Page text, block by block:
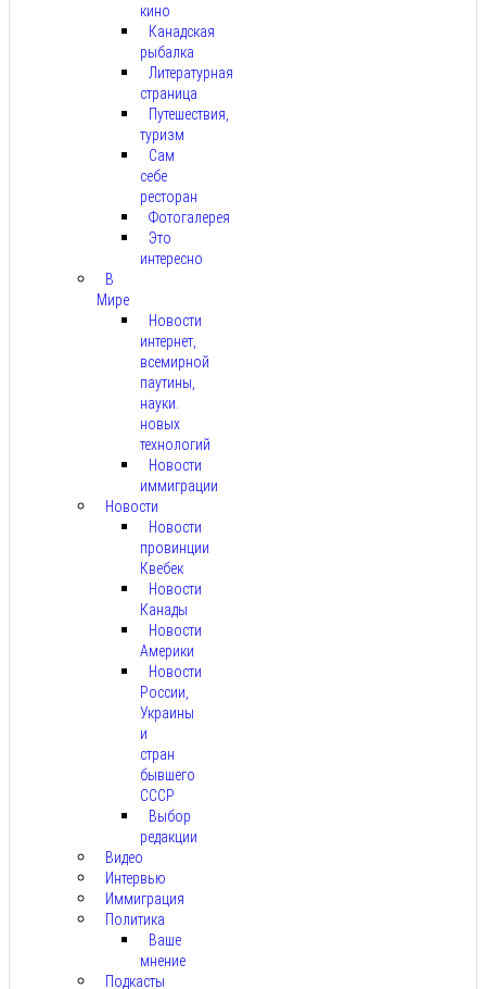
кино
Канадская
рыбалка
Литературная
страница
Путешествия,
туризм
Сам
себе
ресторан
Фотогалерея
Это
интересно
В
Мире
Новости
интернет,
всемирной
паутины,
науки.
новых
технологий
Новости
иммиграции
Новости
Новости
провинции
Квебек
Новости
Канады
Новости
Америки
Новости
России,
Украины
и
стран
бывшего
СССР
Выбор
редакции
Видео
Интервью
Иммиграция
Политика
Ваше
мнение
Подкасты